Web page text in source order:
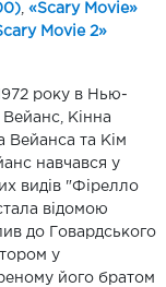
«Scary Movie»
Movie 2»
року в Нью-
Кінна
Вейанса та Кім
навчався у
видів "Фірелло
відомою
до Говардського
у
його братом